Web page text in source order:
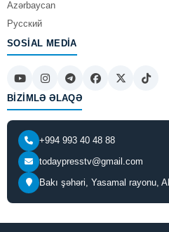
Azərbaycan
Русский
SOSIAL MEDIA
BIZIMLƏ ƏLAQƏ
+994 993 40 48 88
todaypresstv@gmail.com
Bakı şəhəri, Yasamal rayonu,